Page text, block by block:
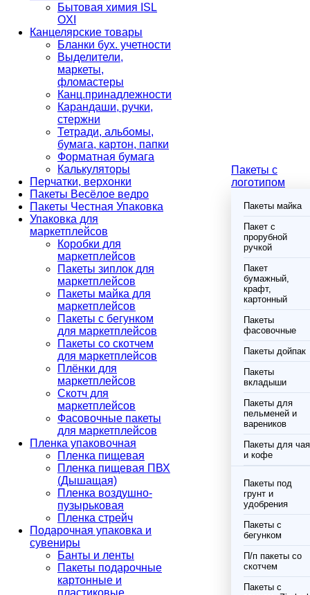
Бытовая химия ISL
OXI
Канцелярские товары
Бланки бух. учетности
Выделители,
маркеты,
фломастеры
Канц.принадлежности
Карандаши, ручки,
стержни
Тетради, альбомы,
бумага, картон, папки
Форматная бумага
Калькуляторы
Перчатки, верхонки
Пакеты Весёлое ведро
Пакеты Честная Упаковка
Упаковка для
маркетплейсов
Коробки для
маркетплейсов
Пакеты зиплок для
маркетплейсов
Пакеты майка для
маркетплейсов
Пакеты с бегунком
для маркетплейсов
Пакеты со скотчем
для маркетплейсов
Плёнки для
маркетплейсов
Скотч для
маркетплейсов
Фасовочные пакеты
для маркетплейсов
Пленка упаковочная
Пленка пищевая
Пленка пищевая ПВХ
(Дышащая)
Пленка воздушно-
пузырьковая
Пленка стрейч
Подарочная упаковка и
сувениры
Банты и ленты
Пакеты подарочные
картонные и
пластиковые
Пакеты с
логотипом
Пакеты майка
Пакет с
прорубной
ручкой
Пакет
бумажный,
крафт,
картонный
Пакеты
фасовочные
Пакеты дойпак
Пакеты
вкладыши
Пакеты для
пельменей и
вареников
Пакеты для чая
и кофе
Пакеты под
грунт и
удобрения
Пакеты с
бегунком
П/п пакеты со
скотчем
Пакеты с